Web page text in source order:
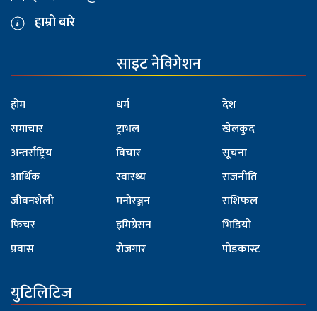
हाम्रो बारे
साइट नेविगेशन
होम
समाचार
अन्तर्राष्ट्रिय
आर्थिक
जीवनशैली
फिचर
प्रवास
धर्म
ट्राभल
विचार
स्वास्थ्य
मनोरञ्जन
इमिग्रेसन
रोजगार
देश
खेलकुद
सूचना
राजनीति
राशिफल
भिडियो
पोडकास्ट
युटिलिटिज